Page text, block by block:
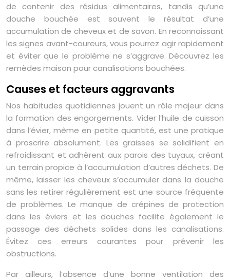
de contenir des résidus alimentaires, tandis qu’une
douche bouchée est souvent le résultat d’une
accumulation de cheveux et de savon. En reconnaissant
les signes avant-coureurs, vous pourrez agir rapidement
et éviter que le problème ne s’aggrave. Découvrez les
remèdes maison pour canalisations bouchées.
Causes et facteurs aggravants
Nos habitudes quotidiennes jouent un rôle majeur dans
la formation des engorgements. Vider l’huile de cuisson
dans l’évier, même en petite quantité, est une pratique
à proscrire absolument. Les graisses se solidifient en
refroidissant et adhèrent aux parois des tuyaux, créant
un terrain propice à l’accumulation d’autres déchets. De
même, laisser les cheveux s’accumuler dans la douche
sans les retirer régulièrement est une source fréquente
de problèmes. Le manque de crépines de protection
dans les éviers et les douches facilite également le
passage des déchets solides dans les canalisations.
Évitez ces erreurs courantes pour prévenir les
obstructions.
Par ailleurs, l’absence d’une bonne ventilation des